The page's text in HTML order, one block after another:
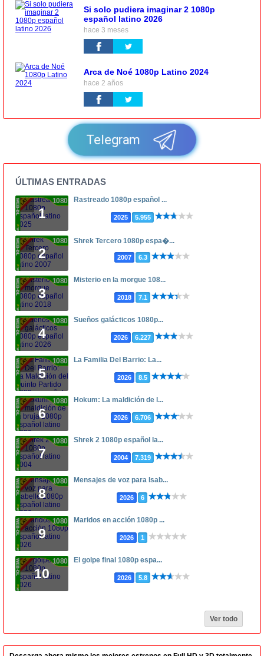
Si solo pudiera imaginar 2 1080p
español latino 2026
hace 3 meses
Arca de Noé 1080p Latino 2024
hace 2 años
Telegram
ÚLTIMAS ENTRADAS
1
1080p Rastreado 1080p español ...
2025 5.955
2
1080p Shrek Tercero 1080p espa�...
2007 6.3
3
1080p Misterio en la morgue 108...
2018 7.1
4
1080p Sueños galácticos 1080p...
2026 6.227
5
1080p La Familia Del Barrio: La...
2026 8.5
6
1080p Hokum: La maldición de l...
2026 6.706
7
1080p Shrek 2 1080p español la...
2004 7.319
8
1080p Mensajes de voz para Isab...
2026 6
9
1080p Maridos en acción 1080p ...
2026 1
10
1080p El golpe final 1080p espa...
2026 5.8
Ver todo